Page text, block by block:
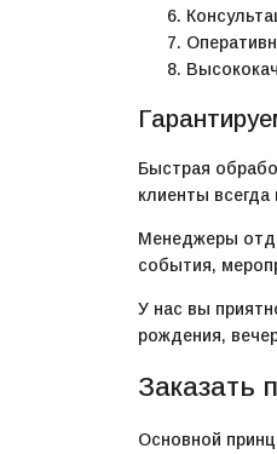
Быстрая
клиенты
Менеджеры
события,
У нас вы
рождения,
Заказать
Основной